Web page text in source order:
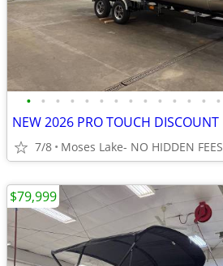
• • • • • • • • • • • • • •
NEW 2026 PRO TOUCH DISCOUNT
7/8 Moses Lake- NO HIDDEN FEES
$79,999